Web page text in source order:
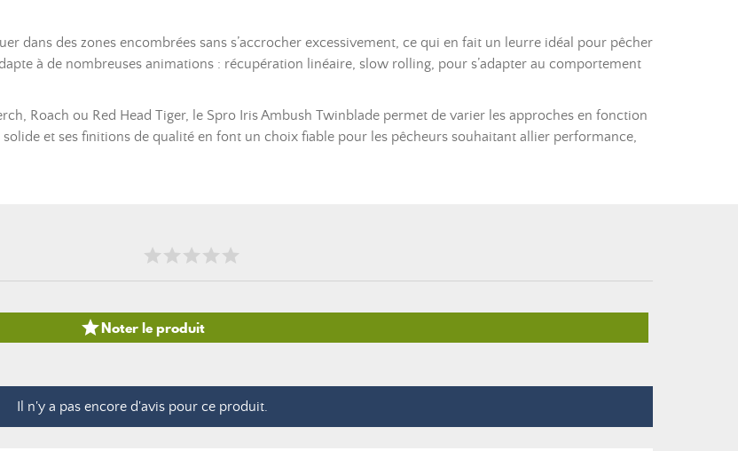
dans des zones encombrées sans s’accrocher excessivement, ce qui en fait un leurre idéal pour pêcher
à de nombreuses animations : récupération linéaire, slow rolling, pour s’adapter au comportement
Roach ou Red Head Tiger, le Spro Iris Ambush Twinblade permet de varier les approches en fonction
et ses finitions de qualité en font un choix fiable pour les pêcheurs souhaitant allier performance,
Noter le produit
Il n'y a pas encore d'avis pour ce produit.